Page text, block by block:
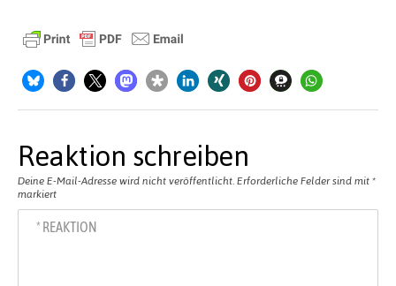
Reaktion schreiben
Deine E-Mail-Adresse wird nicht veröffentlicht. Erforderliche Felder sind mit *
markiert